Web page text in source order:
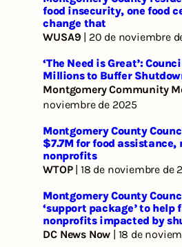
food insecurity, one food
change that
WUSA9 | 20 de noviembre
‘The Need is Great’:
Millions to Buffer
Montgomery Community
noviembre de 2025
Montgomery County
$7.7M for food
nonprofits
WTOP| 18 de noviembre de
Montgomery County
‘support package’ to help
nonprofits impacted by
DC News Now | 18 de